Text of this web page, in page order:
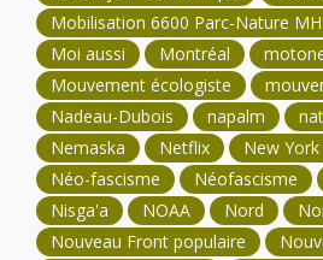
Mobilisation 6600 Parc-Nature
Moi aussi
Montréal
Mouvement écologiste
Nadeau-Dubois
napalm
Nemaska
Netflix
New
Néo-fascisme
Néofascisme
Nisga'a
NOAA Nord
Nouveau Front populaire